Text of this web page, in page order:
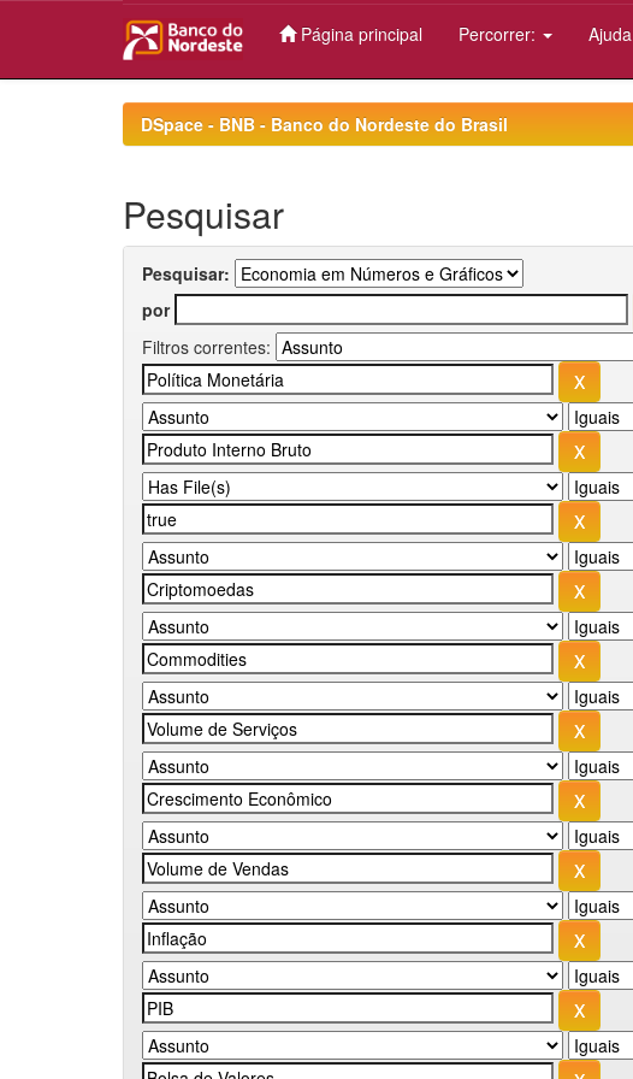
Página principal Percorrer: Ajuda
DSpace - BNB - Banco do Nordeste do Brasil
Pesquisar
Pesquisar:
por
Filtros correntes: